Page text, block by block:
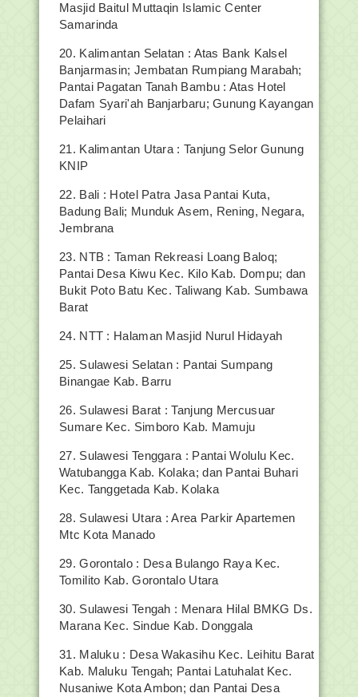
Masjid Baitul Muttaqin Islamic Center
Samarinda
20. Kalimantan Selatan : Atas Bank Kalsel
Banjarmasin; Jembatan Rumpiang Marabah;
Pantai Pagatan Tanah Bambu : Atas Hotel
Dafam Syari'ah Banjarbaru; Gunung Kayangan
Pelaihari
21. Kalimantan Utara : Tanjung Selor Gunung
KNIP
22. Bali : Hotel Patra Jasa Pantai Kuta,
Badung Bali; Munduk Asem, Rening, Negara,
Jembrana
23. NTB : Taman Rekreasi Loang Baloq;
Pantai Desa Kiwu Kec. Kilo Kab. Dompu; dan
Bukit Poto Batu Kec. Taliwang Kab. Sumbawa
Barat
24. NTT : Halaman Masjid Nurul Hidayah
25. Sulawesi Selatan : Pantai Sumpang
Binangae Kab. Barru
26. Sulawesi Barat : Tanjung Mercusuar
Sumare Kec. Simboro Kab. Mamuju
27. Sulawesi Tenggara : Pantai Wolulu Kec.
Watubangga Kab. Kolaka; dan Pantai Buhari
Kec. Tanggetada Kab. Kolaka
28. Sulawesi Utara : Area Parkir Apartemen
Mtc Kota Manado
29. Gorontalo : Desa Bulango Raya Kec.
Tomilito Kab. Gorontalo Utara
30. Sulawesi Tengah : Menara Hilal BMKG Ds.
Marana Kec. Sindue Kab. Donggala
31. Maluku : Desa Wakasihu Kec. Leihitu Barat
Kab. Maluku Tengah; Pantai Latuhalat Kec.
Nusaniwe Kota Ambon; dan Pantai Desa